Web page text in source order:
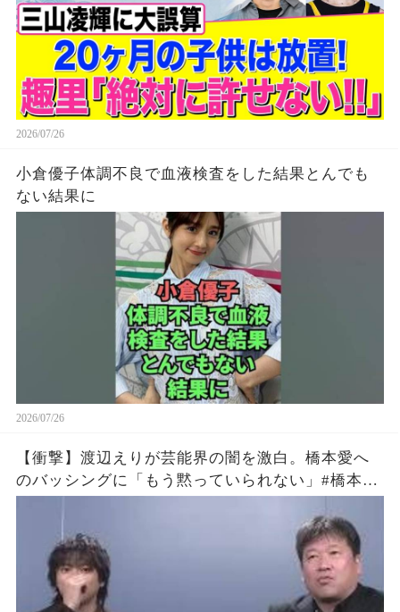
2026/07/26
小倉優子体調不良で血液検査をした結果とんでも
ない結果に
2026/07/26
【衝撃】渡辺えりが芸能界の闇を激白。橋本愛へ
のバッシングに「もう黙っていられない」#橋本愛